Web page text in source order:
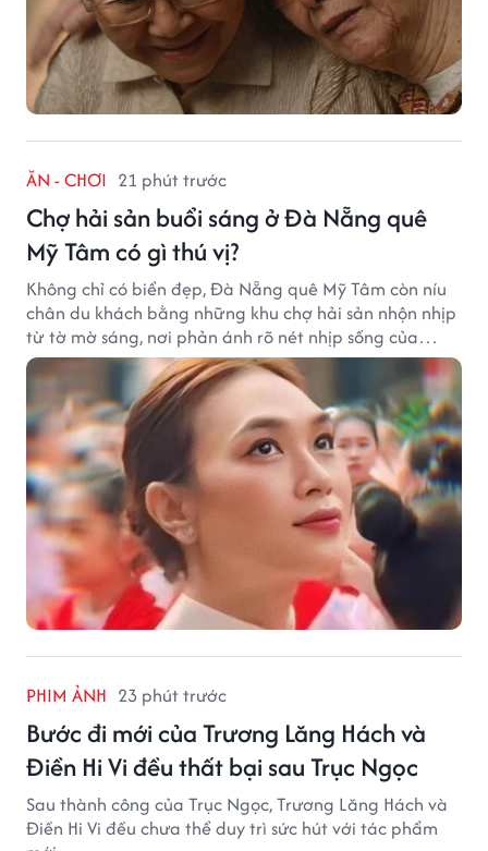
ĂN - CHƠI 21 phút trước
Chợ hải sản buổi sáng ở Đà Nẵng quê
Mỹ Tâm có gì thú vị?
Không chỉ có biển đẹp, Đà Nẵng quê Mỹ Tâm còn níu
chân du khách bằng những khu chợ hải sản nhộn nhịp
từ tờ mờ sáng, nơi phản ánh rõ nét nhịp sống của
thành phố biển.
PHIM ẢNH 23 phút trước
Bước đi mới của Trương Lăng Hách và
Điền Hi Vi đều thất bại sau Trục Ngọc
Sau thành công của Trục Ngọc, Trương Lăng Hách và
Điền Hi Vi đều chưa thể duy trì sức hút với tác phẩm